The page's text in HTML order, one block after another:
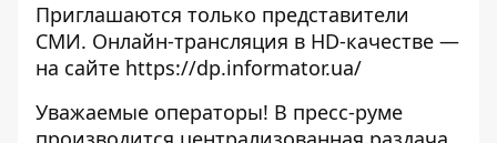
Приглашаются только представители
СМИ. Онлайн-трансляция в HD-качестве —
на сайте https://dp.informator.ua/
Уважаемые операторы! В пресс-руме